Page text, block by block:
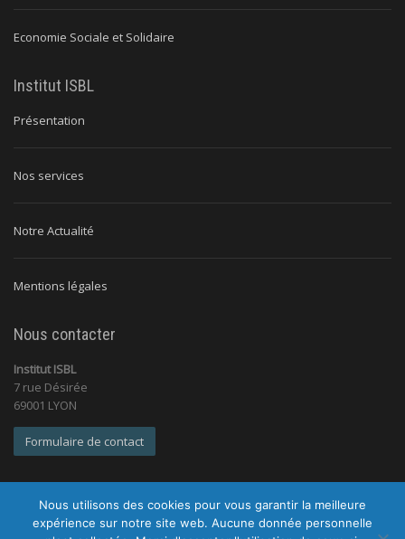
Economie Sociale et Solidaire
Institut ISBL
Présentation
Nos services
Notre Actualité
Mentions légales
Nous contacter
Institut ISBL
7 rue Désirée
69001 LYON
Formulaire de contact
Nous utilisons des cookies pour vous garantir la meilleure
expérience sur notre site web. Aucune donnée personnelle